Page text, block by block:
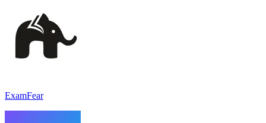
ExamFear